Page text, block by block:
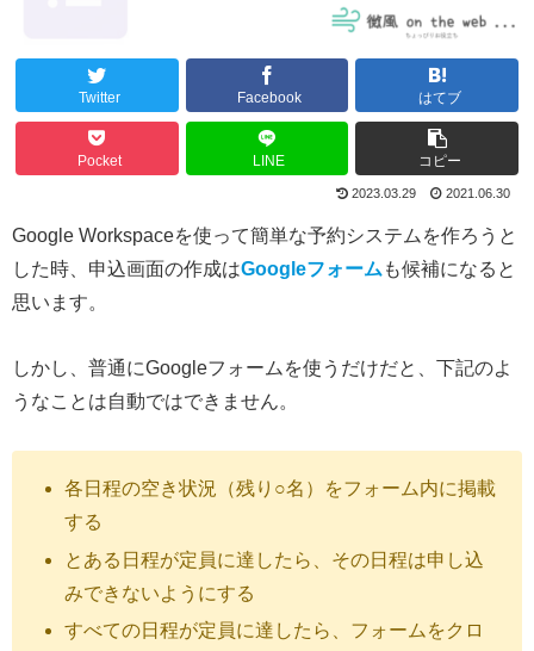
Twitter Facebook はてブ
Pocket LINE コピー
2023.03.29 2021.06.30
Google Workspaceを使って簡単な予約システムを作ろうと
した時、申込画面の作成はGoogleフォーム も候補になると
思います。
しかし、普通にGoogleフォームを使うだけだと、下記のよ
うなことは自動ではできません。
各日程の空き状況（残り○名）をフォーム内に掲載
する
とある日程が定員に達したら、その日程は申し込
みできないようにする
すべての日程が定員に達したら、フォームをクロ